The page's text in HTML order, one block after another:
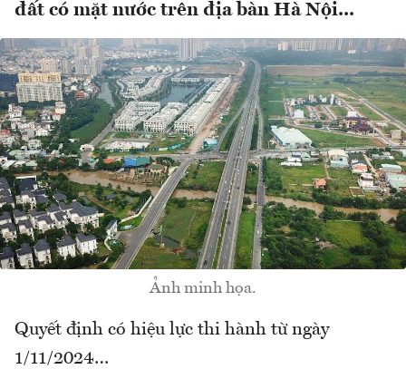
đất có mặt nước trên địa bàn Hà Nội...
Ảnh minh họa.
Quyết định có hiệu lực thi hành từ ngày
1/11/2024…